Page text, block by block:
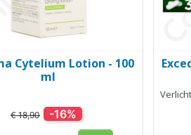
Snel bekijken
Cytelium Lotion - 100
ml
€ 18,90 -16%